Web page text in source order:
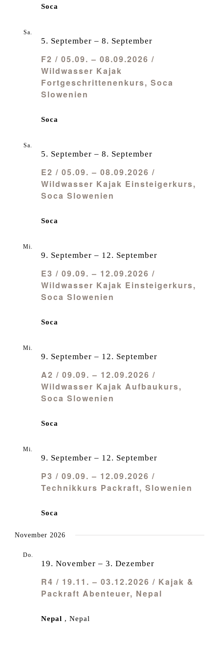
Soca
Sa.
F2 / 05.09. – 08.09.2026 /
Wildwasser Kajak
Fortgeschrittenenkurs, Soca
Slowenien
5. September – 8. September
Soca
Sa.
E2 / 05.09. – 08.09.2026 /
Wildwasser Kajak Einsteigerkurs,
Soca Slowenien
5. September – 8. September
Soca
Mi.
E3 / 09.09. – 12.09.2026 /
Wildwasser Kajak Einsteigerkurs,
Soca Slowenien
9. September – 12. September
Soca
Mi.
A2 / 09.09. – 12.09.2026 /
Wildwasser Kajak Aufbaukurs,
Soca Slowenien
9. September – 12. September
Soca
Mi.
P3 / 09.09. – 12.09.2026 /
Technikkurs Packraft, Slowenien
9. September – 12. September
Soca
November 2026
Do.
R4 / 19.11. – 03.12.2026 / Kajak &
Packraft Abenteuer, Nepal
19. November – 3. Dezember
Nepal , Nepal